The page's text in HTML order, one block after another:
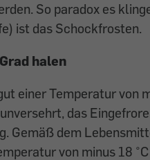
So paradox es
ist das Schockfrosten.
halen
einer Temperatur von
das
Gemäß dem
von minus 18